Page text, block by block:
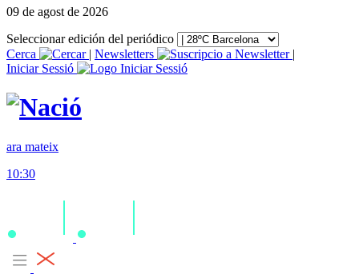
09 de agost de 2026
Seleccionar edición del periódico
Cerca
| Newsletters
|
Iniciar Sessió
ara mateix
10:30